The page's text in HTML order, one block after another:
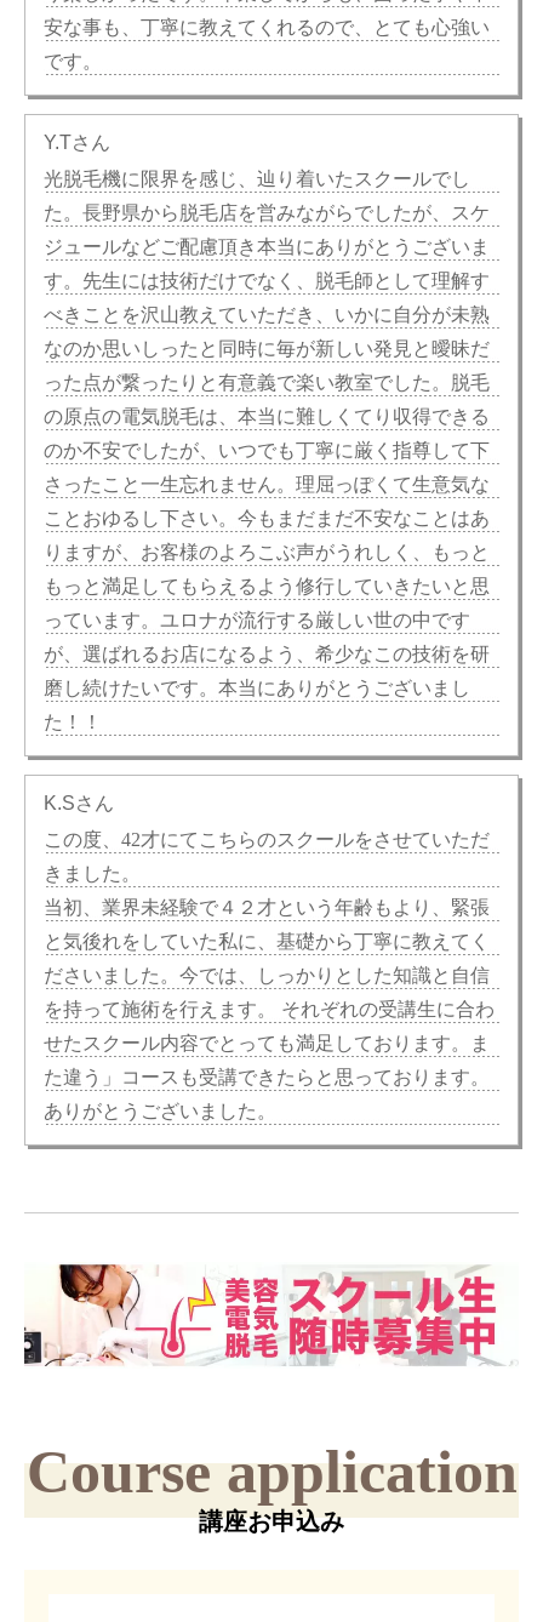
安な事も、丁寧に教えてくれるので、とても心強い
です。
Y.Tさん
光脱毛機に限界を感じ、辿り着いたスクールでし
た。長野県から脱毛店を営みながらでしたが、スケ
ジュールなどご配慮頂き本当にありがとうございま
す。先生には技術だけでなく、脱毛師として理解す
べきことを沢山教えていただき、いかに自分が未熟
なのか思いしったと同時に毎が新しい発見と曖昧だ
った点が繋ったりと有意義で楽い教室でした。脱毛
の原点の電気脱毛は、本当に難しくてり収得できる
のか不安でしたが、いつでも丁寧に厳く指尊して下
さったこと一生忘れません。理屈っぽくて生意気な
ことおゆるし下さい。今もまだまだ不安なことはあ
りますが、お客様のよろこぶ声がうれしく、もっと
もっと満足してもらえるよう修行していきたいと思
っています。ユロナが流行する厳しい世の中です
が、選ばれるお店になるよう、希少なこの技術を研
磨し続けたいです。本当にありがとうございまし
た！！
K.Sさん
この度、42才にてこちらのスクールをさせていただ
きました。
当初、業界未経験で４２才という年齢もより、緊張
と気後れをしていた私に、基礎から丁寧に教えてく
ださいました。今では、しっかりとした知識と自信
を持って施術を行えます。 それぞれの受講生に合わ
せたスクール内容でとっても満足しております。ま
た違う」コースも受講できたらと思っております。
ありがとうございました。
Course application
講座お申込み